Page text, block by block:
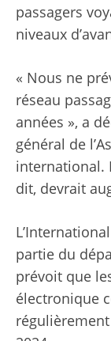
passagers
niveaux
« Nous ne
réseau
années », a
général de
international.
dit, devrait
partie du
prévoit que
électronique
régulièrement